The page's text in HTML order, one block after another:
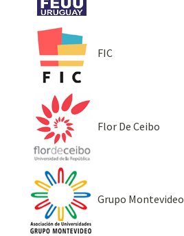
FIC
Flor De Ceibo
Grupo Montevideo